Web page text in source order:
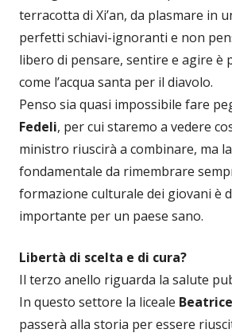
terracotta di Xi’an, da plasmare in
perfetti schiavi-ignoranti e non
libero di pensare, sentire e agire è
come l’acqua santa per il diavolo.
Penso sia quasi impossibile fare
Fedeli, per cui staremo a vedere
ministro riuscirà a combinare, ma
fondamentale da rimembrare
formazione culturale dei giovani è
importante per un paese sano.
Libertà di scelta e di cura?
Il terzo anello riguarda la salute
In questo settore la liceale
passerà alla storia per essere